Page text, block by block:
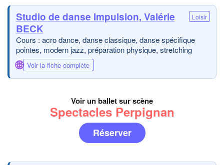
Studio de danse Impulsion, Valérie
BECK
Loisir
Cours : acro dance, danse classique, danse spécifique
pointes, modern jazz, préparation physique, stretching
🌐 Voir la fiche complète
Voir un ballet sur scène
Spectacles Perpignan
Réserver